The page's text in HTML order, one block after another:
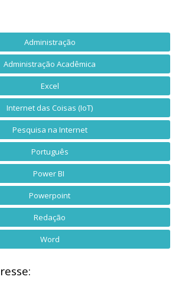
Administração
Administração Acadêmica
Excel
Internet das Coisas (IoT)
Pesquisa na Internet
Português
Power BI
Powerpoint
Redação
Word